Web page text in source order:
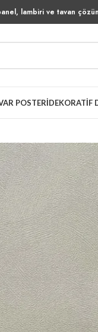
lambiri ve tavan
POSTERIDEKORATIF